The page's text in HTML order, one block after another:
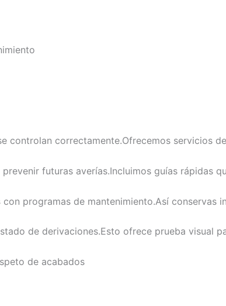
controlan correctamente.Ofrecemos servicios
futuras averías.Incluimos guías rápidas
con programas de mantenimiento.Así conservas
de derivaciones.Esto ofrece prueba visual
de acabados